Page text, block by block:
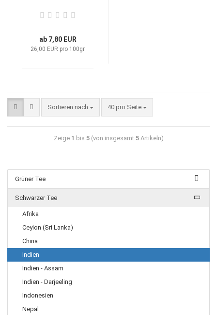
ab 7,80 EUR
26,00 EUR pro 100gr
Sortieren nach 40 pro Seite
Zeige 1 bis 5(von insgesamt 5Artikeln)
Grüner Tee
Schwarzer Tee
Afrika
Ceylon (Sri Lanka)
China
Indien
Indien - Assam
Indien - Darjeeling
Indonesien
Nepal